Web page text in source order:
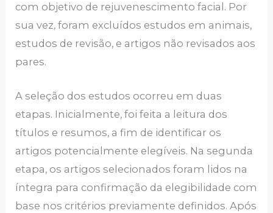
com objetivo de rejuvenescimento facial. Por
sua vez, foram excluídos estudos em animais,
estudos de revisão, e artigos não revisados aos
pares.
A seleção dos estudos ocorreu em duas
etapas. Inicialmente, foi feita a leitura dos
títulos e resumos, a fim de identificar os
artigos potencialmente elegíveis. Na segunda
etapa, os artigos selecionados foram lidos na
íntegra para confirmação da elegibilidade com
base nos critérios previamente definidos. Após